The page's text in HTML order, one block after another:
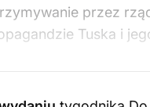
przez
Tuska i